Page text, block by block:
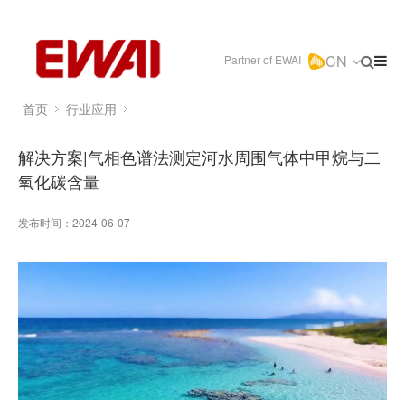
Partner of EWAI CN
首页 行业应用
解决方案|气相色谱法测定河水周围气体中甲烷与二
氧化碳含量
发布时间：2024-06-07